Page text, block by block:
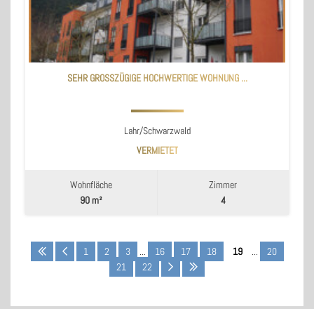
SEHR GROSSZÜGIGE HOCHWERTIGE WOHNUNG ...
Lahr/Schwarzwald
VERMIETET
Wohnfläche
90 m²
Zimmer
4
1 2 3 ... 16 17 18 19 ...
20
21
22